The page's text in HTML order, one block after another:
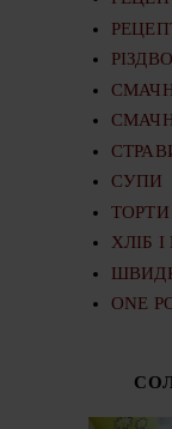
РІЗДВО
СУПИ
ТОРТИ
ХЛІБ
ONE